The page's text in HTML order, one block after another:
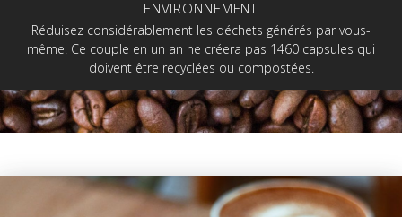
ENVIRONNEMENT
Réduisez considérablement les déchets générés par vous-
même. Ce couple en un an ne créera pas 1460 capsules qui
doivent être recyclées ou compostées.